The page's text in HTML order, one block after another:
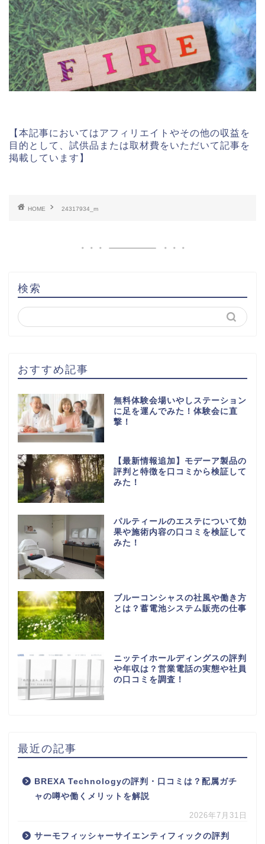
【本記事においてはアフィリエイトやその他の収益を
目的として、試供品または取材費をいただいて記事を
掲載しています】
HOME 24317934_m
検索
おすすめ記事
無料体験会場いやしステーション
に足を運んでみた！体験会に直
撃！
【最新情報追加】モデーア製品の
評判と特徴を口コミから検証して
みた！
パルティールのエステについて効
果や施術内容の口コミを検証して
みた！
ブルーコンシャスの社風や働き方
とは？蓄電池システム販売の仕事
ニッテイホールディングスの評判
や年収は？営業電話の実態や社員
の口コミを調査！
最近の記事
BREXA Technologyの評判・口コミは？配属ガチ
ャの噂や働くメリットを解説
2026年7月31日
サーモフィッシャーサイエンティフィックの評判